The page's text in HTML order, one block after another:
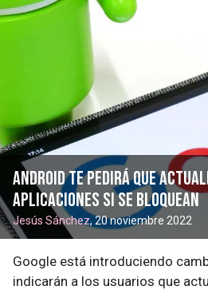
Android te pedirá que
aplicaciones si se bloquean
Jesús Sánchez, 20 noviembre 2022
Google está introduciendo
indicarán a los usuarios que